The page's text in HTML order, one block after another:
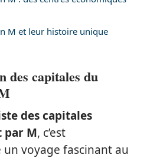
M et leur histoire unique
des capitales du
des capitales
par M, c’est
voyage fascinant au